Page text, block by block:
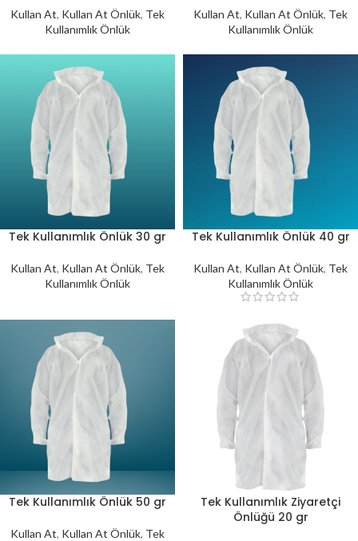
Kullan At, Kullan At Önlük, Tek
Kullanımlık Önlük
Kullan At, Kullan At Önlük, Tek
Kullanımlık Önlük
Tek Kullanımlık Önlük 30 gr
Kullan At, Kullan At Önlük, Tek
Kullanımlık Önlük
Tek Kullanımlık Önlük 40 gr
Kullan At, Kullan At Önlük, Tek
Kullanımlık Önlük
Tek Kullanımlık Önlük 50 gr
Kullan At, Kullan At Önlük, Tek
Tek Kullanımlık Ziyaretçi
Önlüğü 20 gr